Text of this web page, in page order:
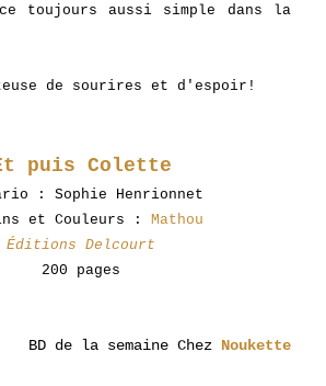
toujours aussi simple dans la
de sourires et d'espoir!
puis Colette
: Sophie Henrionnet
et Couleurs : Mathou
Éditions Delcourt
200 pages
BD de la semaine Chez Noukette